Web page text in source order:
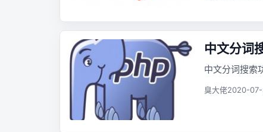
中文分词
中文分词搜索
臭大佬2020-07-